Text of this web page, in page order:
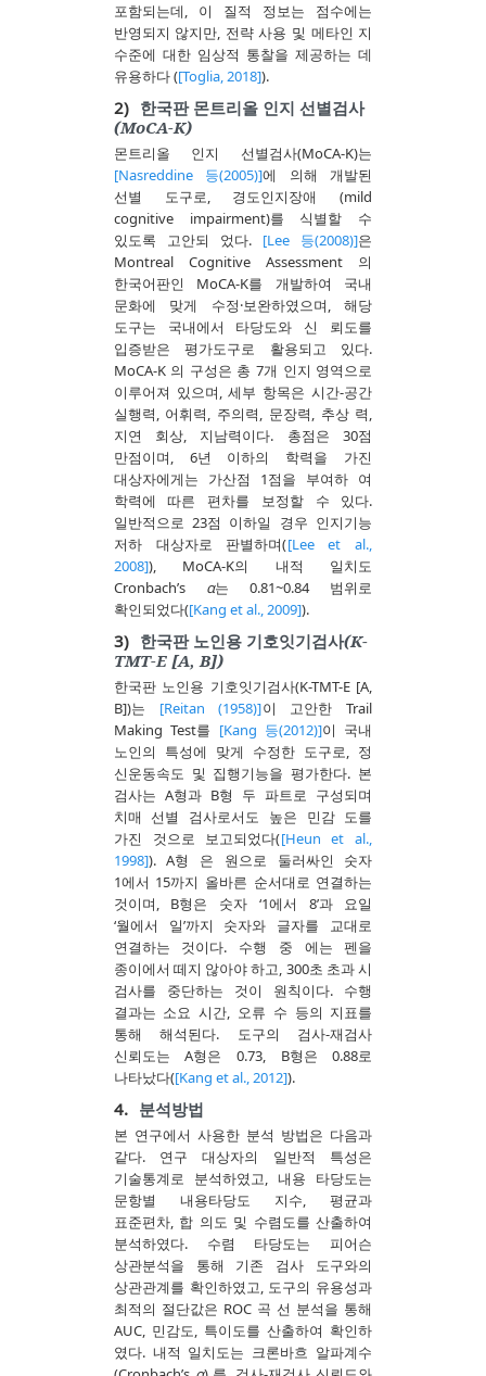
포함되는데, 이 질적 정보는 점수에는
반영되지 않지만, 전략 사용 및 메타인 지
수준에 대한 임상적 통찰을 제공하는 데
유용하다 ([Toglia, 2018]).
2) 한국판 몬트리올 인지 선별검사
(MoCA-K)
몬트리올 인지 선별검사(MoCA-K)는
[Nasreddine 등(2005)]에 의해 개발된
선별 도구로, 경도인지장애 (mild
cognitive impairment)를 식별할 수
있도록 고안되 었다. [Lee 등(2008)]은
Montreal Cognitive Assessment 의
한국어판인 MoCA-K를 개발하여 국내
문화에 맞게 수정·보완하였으며, 해당
도구는 국내에서 타당도와 신 뢰도를
입증받은 평가도구로 활용되고 있다.
MoCA-K 의 구성은 총 7개 인지 영역으로
이루어져 있으며, 세부 항목은 시간-공간
실행력, 어휘력, 주의력, 문장력, 추상 력,
지연 회상, 지남력이다. 총점은 30점
만점이며, 6년 이하의 학력을 가진
대상자에게는 가산점 1점을 부여하 여
학력에 따른 편차를 보정할 수 있다.
일반적으로 23점 이하일 경우 인지기능
저하 대상자로 판별하며([Lee et al.,
2008]), MoCA-K의 내적 일치도
Cronbach’s α는 0.81~0.84 범위로
확인되었다([Kang et al., 2009]).
3) 한국판 노인용 기호잇기검사(K-
TMT-E [A, B])
한국판 노인용 기호잇기검사(K-TMT-E [A,
B])는 [Reitan (1958)]이 고안한 Trail
Making Test를 [Kang 등(2012)]이 국내
노인의 특성에 맞게 수정한 도구로, 정
신운동속도 및 집행기능을 평가한다. 본
검사는 A형과 B형 두 파트로 구성되며
치매 선별 검사로서도 높은 민감 도를
가진 것으로 보고되었다([Heun et al.,
1998]). A형 은 원으로 둘러싸인 숫자
1에서 15까지 올바른 순서대로 연결하는
것이며, B형은 숫자 ‘1에서 8’과 요일
‘월에서 일’까지 숫자와 글자를 교대로
연결하는 것이다. 수행 중 에는 펜을
종이에서 떼지 않아야 하고, 300초 초과 시
검사를 중단하는 것이 원칙이다. 수행
결과는 소요 시간, 오류 수 등의 지표를
통해 해석된다. 도구의 검사-재검사
신뢰도는 A형은 0.73, B형은 0.88로
나타났다([Kang et al., 2012]).
4. 분석방법
본 연구에서 사용한 분석 방법은 다음과
같다. 연구 대상자의 일반적 특성은
기술통계로 분석하였고, 내용 타당도는
문항별 내용타당도 지수, 평균과
표준편차, 합 의도 및 수렴도를 산출하여
분석하였다. 수렴 타당도는 피어슨
상관분석을 통해 기존 검사 도구와의
상관관계를 확인하였고, 도구의 유용성과
최적의 절단값은 ROC 곡 선 분석을 통해
AUC, 민감도, 특이도를 산출하여 확인하
였다. 내적 일치도는 크론바흐 알파계수